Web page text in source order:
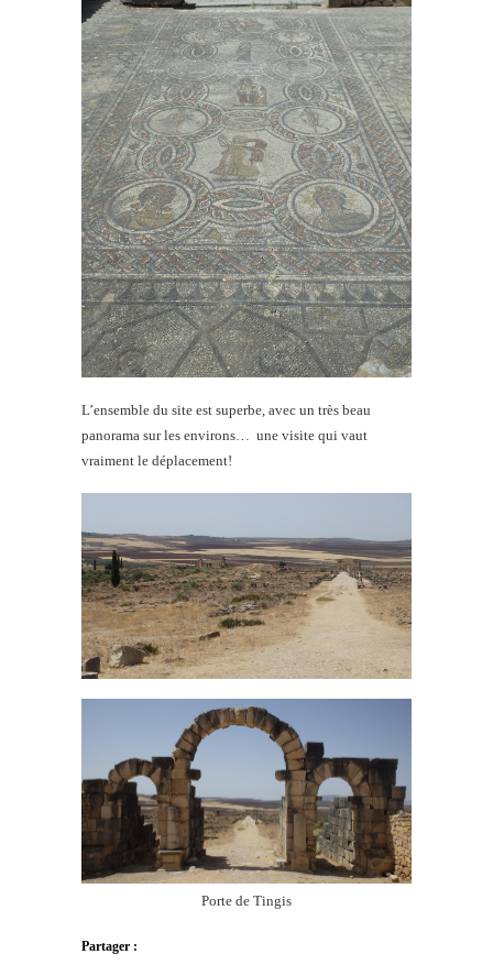
L’ensemble du site est superbe, avec un très beau
panorama sur les environs… une visite qui vaut
vraiment le déplacement!
Porte de Tingis
Partager :